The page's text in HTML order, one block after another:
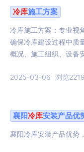
冷库施工方案
冷库施工方案：专业视
确保冷库建设过程中质
概况、施工组织、设备
2025-03-06 浏览
襄阳冷库安装产品优
襄阳冷库安装产品优势